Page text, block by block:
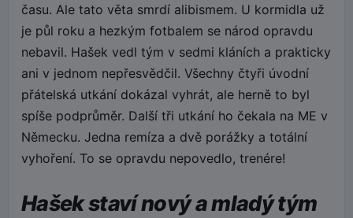
času. Ale tato věta smrdí alibismem. U kormidla už
je půl roku a hezkým fotbalem se národ opravdu
nebavil. Hašek vedl tým v sedmi kláních a prakticky
ani v jednom nepřesvědčil. Všechny čtyři úvodní
přátelská utkání dokázal vyhrát, ale herně to byl
spíše podprůměr. Další tři utkání ho čekala na ME v
Německu. Jedna remíza a dvě porážky a totální
vyhoření. To se opravdu nepovedlo, trenére!
Hašek staví nový a mladý tým